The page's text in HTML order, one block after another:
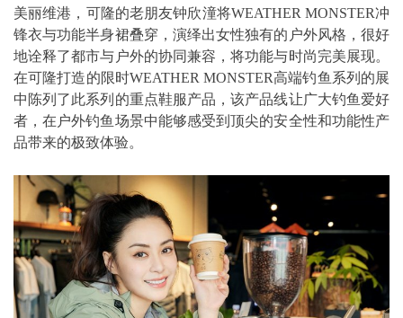
美丽维港，可隆的老朋友钟欣潼将WEATHER MONSTER冲
锋衣与功能半身裙叠穿，演绎出女性独有的户外风格，很好
地诠释了都市与户外的协同兼容，将功能与时尚完美展现。
在可隆打造的限时WEATHER MONSTER高端钓鱼系列的展
中陈列了此系列的重点鞋服产品，该产品线让广大钓鱼爱好
者，在户外钓鱼场景中能够感受到顶尖的安全性和功能性产
品带来的极致体验。